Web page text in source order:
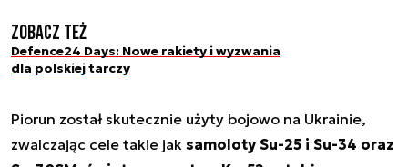
Zobacz też
Defence24 Days: Nowe rakiety i wyzwania
dla polskiej tarczy
Piorun został skutecznie użyty bojowo na Ukrainie,
zwalczając cele takie jak samoloty Su-25 i Su-34 oraz